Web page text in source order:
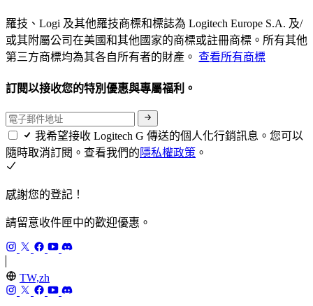
羅技、Logi 及其他羅技商標和標誌為 Logitech Europe S.A. 及/
或其附屬公司在美國和其他國家的商標或註冊商標。所有其他
第三方商標均為其各自所有者的財產。 查看所有商標
訂閱以接收您的特別優惠與專屬福利。
我希望接收 Logitech G 傳送的個人化行銷訊息。您可以
隨時取消訂閱。查看我們的隱私權政策 。
感謝您的登記！
請留意收件匣中的歡迎優惠。
TW,zh